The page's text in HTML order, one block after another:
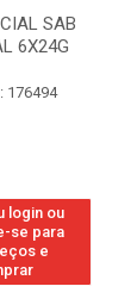
SAB
6X24G
176494
login ou
se para
e